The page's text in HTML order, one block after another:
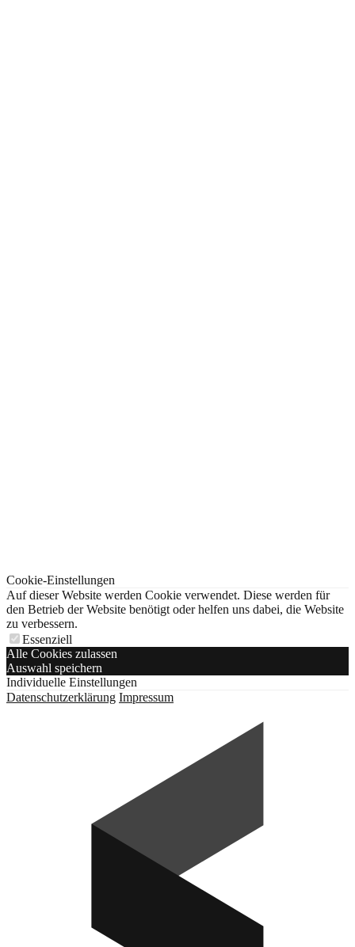
Cookie-Einstellungen
Auf dieser Website werden Cookie verwendet. Diese werden für
den Betrieb der Website benötigt oder helfen uns dabei, die Website
zu verbessern.
Essenziell
Alle Cookies zulassen
Auswahl speichern
Individuelle Einstellungen
Datenschutzerklärung Impressum